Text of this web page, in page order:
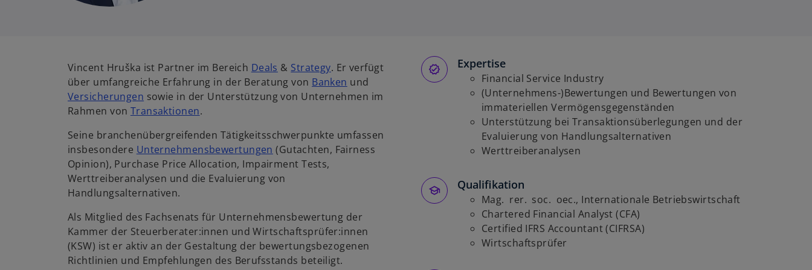
n
e
i
r
n
e
R
e
g
i
Vincent Hruška ist Partner im Bereich Deals & Strategy. Er verfügt
über umfangreiche Erfahrung in der Beratung von Banken und
Versicherungen sowie in der Unterstützung von Unternehmen im
Rahmen von Transaktionen.
Seine branchenübergreifenden Tätigkeitsschwerpunkte umfassen
insbesondere Unternehmensbewertungen (Gutachten, Fairness
Opinion), Purchase Price Allocation, Impairment Tests,
Werttreiberanalysen und die Evaluierung von
Handlungsalternativen.
Als Mitglied des Fachsenats für Unternehmensbewertung der
Kammer der Steuerberater:innen und Wirtschaftsprüfer:innen
(KSW) ist er aktiv an der Gestaltung der bewertungsbezogenen
Richtlinien und Empfehlungen des Berufsstands beteiligt.
Expertise
Financial Service Industry
(Unternehmens-)Bewertungen und Bewertungen von
immateriellen Vermögensgegenständen
Unterstützung bei Transaktionsüberlegungen und der
Evaluierung von Handlungsalternativen
Werttreiberanalysen
Qualifikation
Mag. rer. soc. oec., Internationale Betriebswirtschaft
Chartered Financial Analyst (CFA)
Certified IFRS Accountant (CIFRSA)
Wirtschaftsprüfer